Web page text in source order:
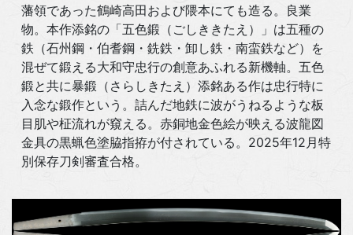
藩領であった鶴崎高田および隈本にても造る。良業
物。本作添銘の「五色鍛（ごしききたえ）」は五種の
鉄（石州鋼・伯耆鋼・銑鉄・卸し鉄・南蛮鉄など）を
混ぜて鍛える大和守忠行の創意あふれる新機軸。五色
鍛と共に暴鍛（さらしきたえ）添銘ある作は忠行特に
入念な鍛作という。詰んだ地鉄に波がうねるような板
目肌や柾流れが窺える。赤銅地金色絵が映える波龍図
金具の黒蝋色塗脇指拵が付されている。2025年12月特
別保存刀剣審査合格。